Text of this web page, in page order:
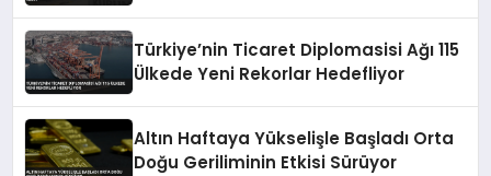
Türkiye’nin Ticaret Diplomasisi Ağı 115
Ülkede Yeni Rekorlar Hedefliyor
Altın Haftaya Yükselişle Başladı Orta
Doğu Geriliminin Etkisi Sürüyor